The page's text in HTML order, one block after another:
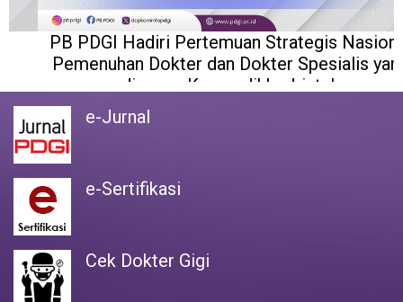
PB PDGI Hadiri Pertemuan Strategis Nasional
Pemenuhan Dokter dan Dokter Spesialis yang
digagas Kemendikbudristek